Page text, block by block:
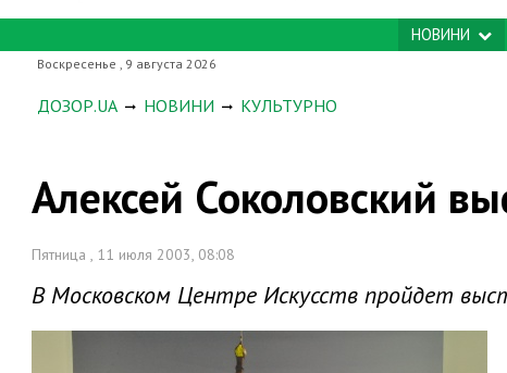
НОВИНИ
Воскресенье , 9 августа 2026
ДОЗОР.UA НОВИНИ КУЛЬТУРНО
Алексей Соколовский
Пятница , 11 июля 2003, 08:08
В Московском Центре Искусств пройдет